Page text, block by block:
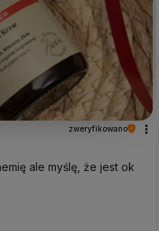
zweryfikowano
ale myślę, że jest ok